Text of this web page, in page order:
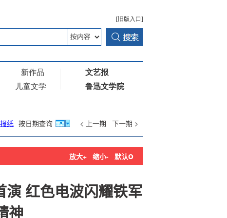
纸 按日期查询 < 上一期 下一期 >
放大+ 缩小- 默认o
演 红色电波闪耀铁军
神